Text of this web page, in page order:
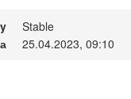
Stable
25.04.2023, 09:10